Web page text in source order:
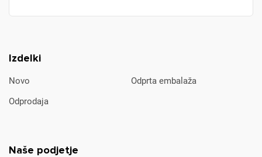
Izdelki
Novo
Odprta embalaža
Odprodaja
Naše podjetje